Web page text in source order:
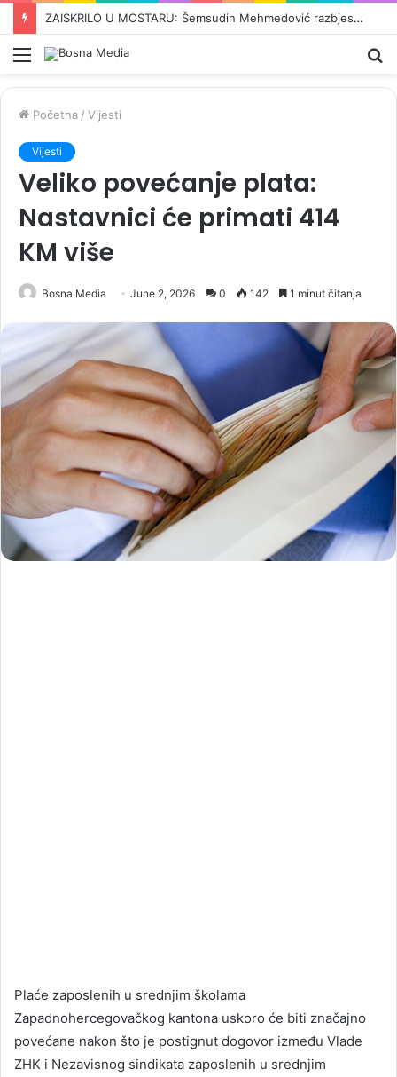
BARONESA ARMINKA HELIĆ O UVOĐENJU NOVIH SANKCIJA DODIKU: „To je trebalo odavno učiniti. Ovo je kontinuirana kampanja s ciljem zastrašivanja…”
Meni
Početna / Vijesti
Vijesti
Veliko povećanje plata:
Nastavnici će primati 414
KM više
Bosna Media June 2, 2026 0 142 1 minut čitanja
Plaće zaposlenih u srednjim školama
Zapadnohercegovačkog kantona uskoro će biti značajno
povećane nakon što je postignut dogovor između Vlade
ZHK i Nezavisnog sindikata zaposlenih u srednjim